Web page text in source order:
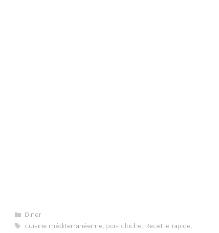
Categories
Diner
Tags
cuisine méditerranéenne, pois chiche, Recette rapide,